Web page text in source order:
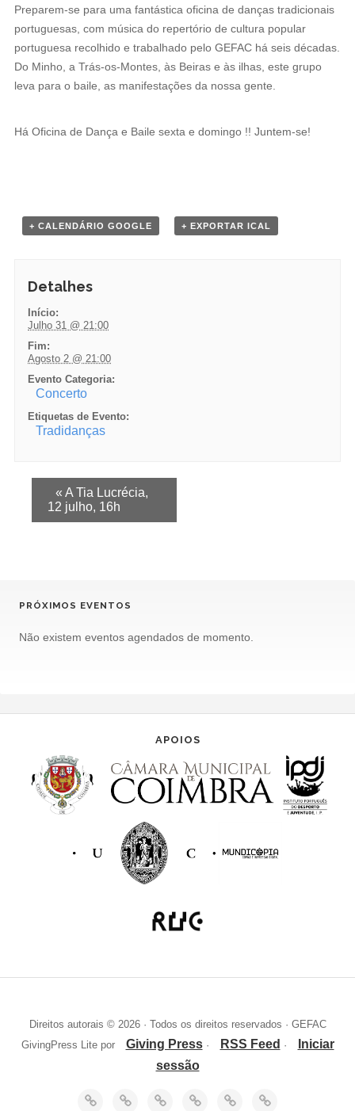
o
N
a
v
g
ã
o
Preparem-se para uma fantástica oficina de danças tradicionais
portuguesas, com música do repertório de cultura popular
portuguesa recolhido e trabalhado pelo GEFAC há seis décadas.
Do Minho, a Trás-os-Montes, às Beiras e às ilhas, este grupo
leva para o baile, as manifestações da nossa gente.
Há Oficina de Dança e Baile sexta e domingo !! Juntem-se!
+ CALENDÁRIO GOOGLE + EXPORTAR ICAL
Detalhes
Início:
Julho 31 @ 21:00
Fim:
Agosto 2 @ 21:00
Evento Categoria:
Concerto
Etiquetas de Evento:
Tradidanças
o
N
e
« A Tia Lucrécia,
12 julho, 16h
PRÓXIMOS EVENTOS
Não existem eventos agendados de momento.
APOIOS
Direitos autorais © 2026 · Todos os direitos reservados · GEFAC
GivingPress Lite por
Giving Press· RSS Feed ·
Iniciar
sessão